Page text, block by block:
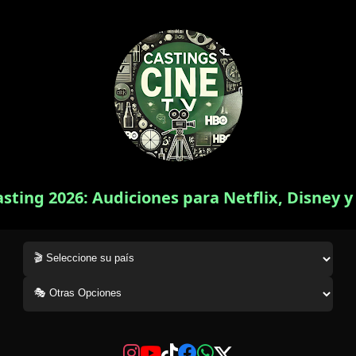
2026: Audiciones para Netflix, Disney